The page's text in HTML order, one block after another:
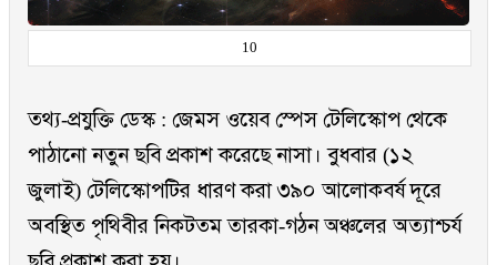
10
তথ্য-প্রযুক্তি ডেস্ক : জেমস ওয়েব স্পেস টেলিস্কোপ থেকে
পাঠানো নতুন ছবি প্রকাশ করেছে নাসা। বুধবার (১২
জুলাই) টেলিস্কোপটির ধারণ করা ৩৯০ আলোকবর্ষ দূরে
অবস্থিত পৃথিবীর নিকটতম তারকা-গঠন অঞ্চলের অত্যাশ্চর্য